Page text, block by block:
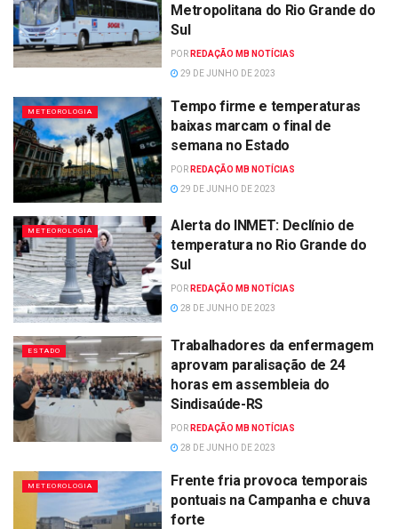
Metropolitana do Rio Grande do
Sul
POR REDAÇÃO MB NOTÍCIAS
29 DE JUNHO DE 2023
METEOROLOGIA
Tempo firme e temperaturas
baixas marcam o final de
semana no Estado
POR REDAÇÃO MB NOTÍCIAS
29 DE JUNHO DE 2023
METEOROLOGIA
Alerta do INMET: Declínio de
temperatura no Rio Grande do
Sul
POR REDAÇÃO MB NOTÍCIAS
28 DE JUNHO DE 2023
ESTADO
Trabalhadores da enfermagem
aprovam paralisação de 24
horas em assembleia do
Sindisaúde-RS
POR REDAÇÃO MB NOTÍCIAS
28 DE JUNHO DE 2023
METEOROLOGIA
Frente fria provoca temporais
pontuais na Campanha e chuva
forte